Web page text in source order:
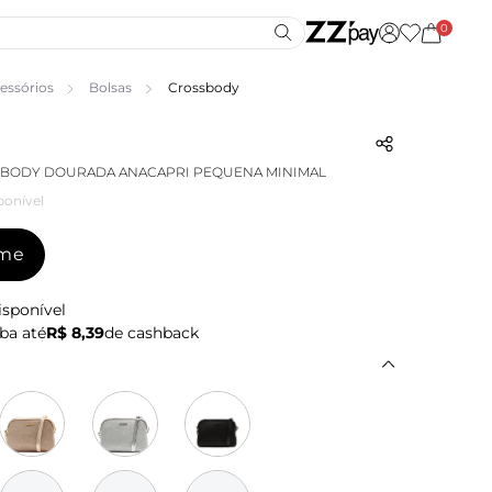
0
Bolsas Crossbody
DOURADA ANACAPRI PEQUENA MINIMAL
atéR$ 8,39de cashback